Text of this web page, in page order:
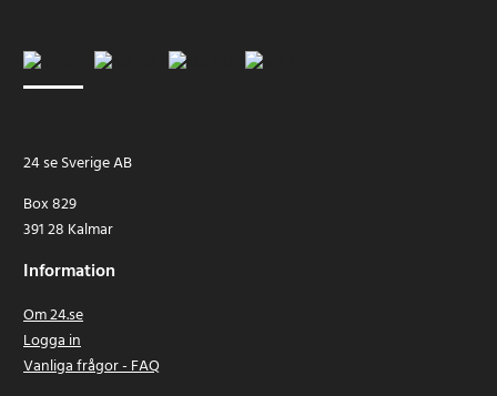
24 se Sverige AB
Box 829
391 28 Kalmar
Information
Om 24.se
Logga in
Vanliga frågor - FAQ